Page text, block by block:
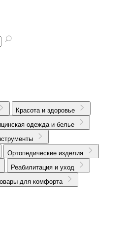
Красота и здоровье
одежда и белье
Ортопедические изделия
Реабилитация и уход
для комфорта